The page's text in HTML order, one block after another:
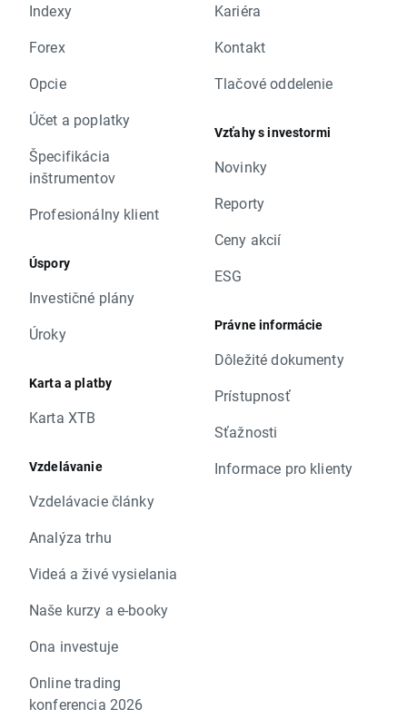
Indexy
Forex
Opcie
Účet a poplatky
Špecifikácia
inštrumentov
Profesionálny klient
Úspory
Investičné plány
Úroky
Karta a platby
Karta XTB
Vzdelávanie
Vzdelávacie články
Analýza trhu
Videá a živé vysielania
Naše kurzy a e-booky
Ona investuje
Online trading
konferencia 2026
Kariéra
Kontakt
Tlačové oddelenie
Vzťahy s investormi
Novinky
Reporty
Ceny akcií
ESG
Právne informácie
Dôležité dokumenty
Prístupnosť
Sťažnosti
Informace pro klienty